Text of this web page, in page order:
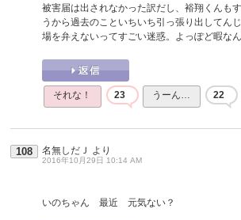
被害届は出されなかった訳だし、裕翔くんも
うから過去のこといちいち引っ張り出してんじ
場を弁えないってすごい迷惑。よっぽど暇な
それな！ 23 うーん… 22
108 名無しだＪ より
2016年10月29日 10:14 AM
いのちゃん 最近 元気ない？